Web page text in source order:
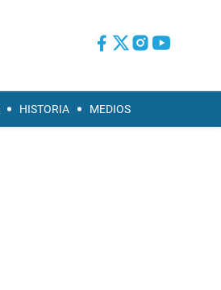
HISTORIA MEDIOS